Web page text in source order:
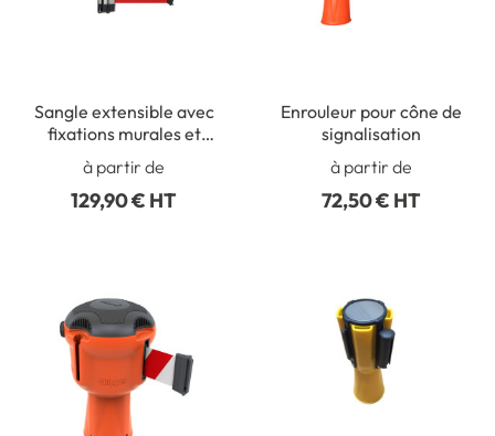
Sangle extensible avec
fixations murales et
magnétiques
à partir de
129,90 € HT
Enrouleur pour cône de
signalisation
à partir de
72,50 € HT